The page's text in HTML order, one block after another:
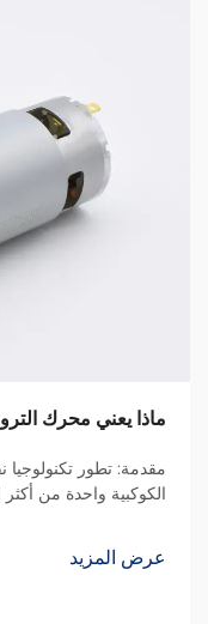
ماذا يعني محرك
مقدمة: تطور
الكوكبية واحدة من
الطريقة التي...
عرض المزيد